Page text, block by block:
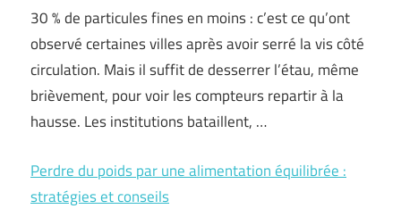
30 % de particules fines en moins : c’est ce qu’ont
observé certaines villes après avoir serré la vis côté
circulation. Mais il suffit de desserrer l’étau, même
brièvement, pour voir les compteurs repartir à la
hausse. Les institutions bataillent, …
Perdre du poids par une alimentation équilibrée :
stratégies et conseils